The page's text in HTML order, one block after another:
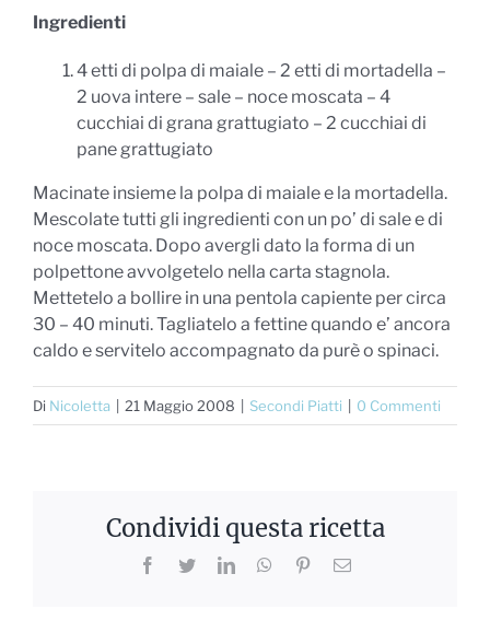
Ingredienti
4 etti di polpa di maiale – 2 etti di mortadella –
2 uova intere – sale – noce moscata – 4
cucchiai di grana grattugiato – 2 cucchiai di
pane grattugiato
Macinate insieme la polpa di maiale e la mortadella.
Mescolate tutti gli ingredienti con un po’ di sale e di
noce moscata. Dopo avergli dato la forma di un
polpettone avvolgetelo nella carta stagnola.
Mettetelo a bollire in una pentola capiente per circa
30 – 40 minuti. Tagliatelo a fettine quando e’ ancora
caldo e servitelo accompagnato da purè o spinaci.
Di Nicoletta | 21 Maggio 2008 | Secondi Piatti | 0 Commenti
Condividi questa ricetta
Facebook
TwitterLinkedInWhatsApp
PinterestEmail